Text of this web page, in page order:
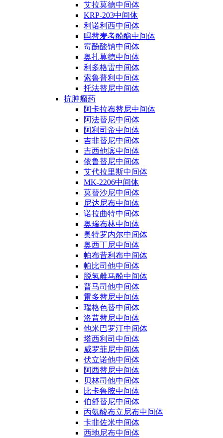
艾拉莫德中间体
KRP-203中间体
利诺利西中间体
吗替麦考酚酯中间体
霉酚酸钠中间体
奥扎莫德中间体
利多格雷中间体
索鲁普利中间体
托法替尼中间体
抗肿瘤药
阿卡拉布替尼中间体
阿法替尼中间体
阿利司帝中间体
吉非替尼中间体
吉西他滨中间体
依鲁替尼中间体
艾代拉里斯中间体
MK-2206中间体
莫替沙尼中间体
尼达尼布中间体
诺拉曲特中间体
奥瑞布林中间体
奥特罗内尔中间体
奥西丁尼中间体
帕布昔利布中间体
帕比司他中间体
脱氢雌马酚中间体
普马司他中间体
雷多替尼中间体
瑞格色替中间体
洛昔替尼中间体
他米巴罗汀中间体
塔西利司中间体
威罗菲尼中间体
伏立诺他中间体
阿西替尼中间体
贝林司他中间体
比卡鲁胺中间体
伯舒替尼中间体
丙氨酸布立尼布中间体
卡非佐米中间体
西地尼布中间体